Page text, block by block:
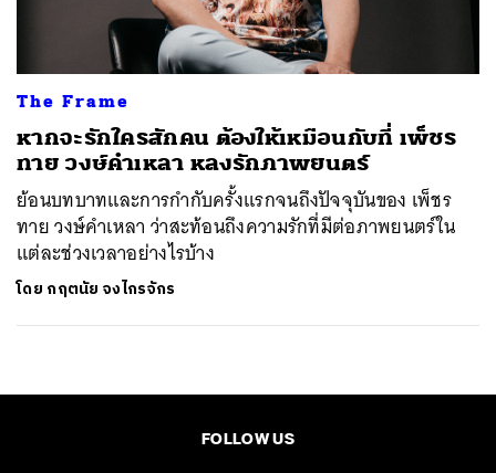
The Frame
หากจะรักใครสักคน ต้องให้เหมือนกับที่ เพ็ชร
ทาย วงษ์คำเหลา หลงรักภาพยนตร์
ย้อนบทบาทและการกำกับครั้งแรกจนถึงปัจจุบันของ เพ็ชร
ทาย วงษ์คำเหลา ว่าสะท้อนถึงความรักที่มีต่อภาพยนตร์ใน
แต่ละช่วงเวลาอย่างไรบ้าง
โดย กฤตนัย จงไกรจักร
FOLLOW US
SHARE TWEET LINE EMAIL